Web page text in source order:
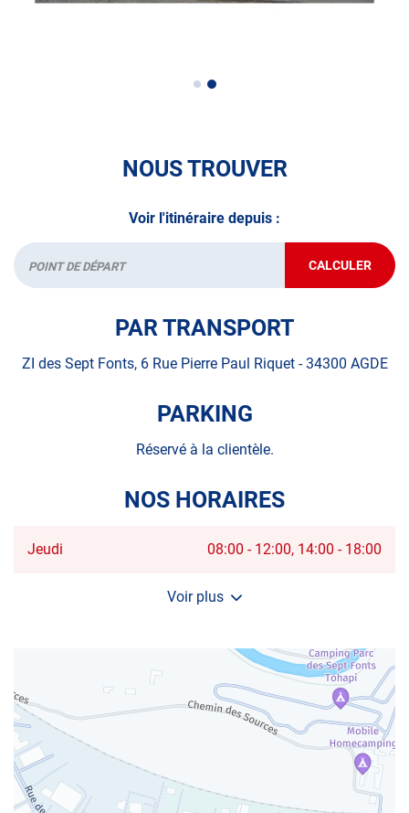
NOUS TROUVER
Voir l'itinéraire depuis :
Départ CALCULER
JUSQU'AU
POINT
PAR TRANSPORT
ZI des Sept Fonts, 6 Rue Pierre Paul Riquet - 34300 AGDE
PARKING
Réservé à la clientèle.
NOS HORAIRES
Horaires
Jeudi 08:00 - 12:00 14:00 - 18:00
Voir plus
et
d'ouverture
AUTOSUR